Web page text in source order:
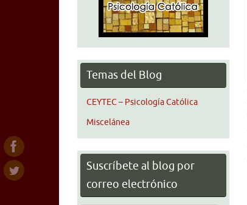
Temas del Blog
CEYTEC – Psicología Católica
Miscelánea
Suscríbete al blog por
correo electrónico